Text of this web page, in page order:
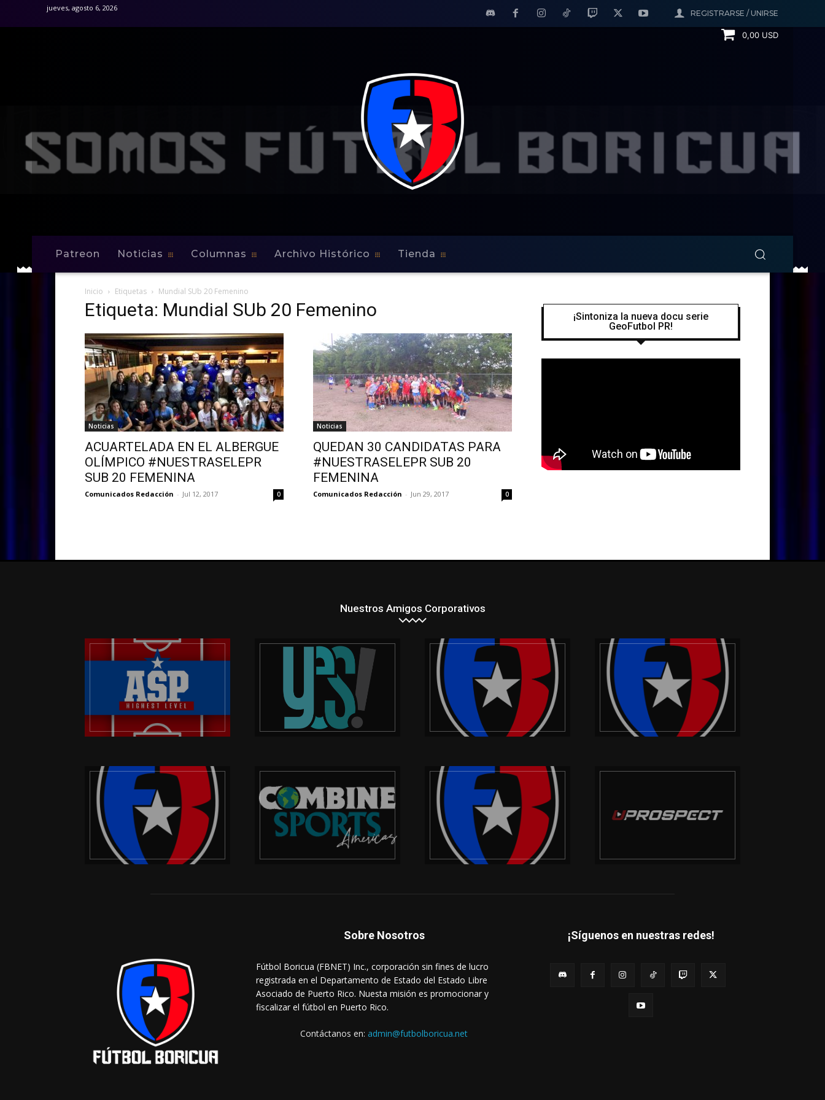
REGISTRARSE / UNIRSE
jueves, agosto 6, 2026
0,00 USD
Patreon Noticias Columnas Archivo Histórico Tienda
Inicio Etiquetas Mundial SUb 20 Femenino
Etiqueta: Mundial SUb 20 Femenino
Noticias
ACUARTELADA EN EL ALBERGUE
OLÍMPICO #NUESTRASELEPR
SUB 20 FEMENINA
Comunicados Redacción - Jul 12, 2017 0
Noticias
QUEDAN 30 CANDIDATAS PARA
#NUESTRASELEPR SUB 20
FEMENINA
Comunicados Redacción - Jun 29, 2017 0
¡Sintoniza la nueva docu serie
GeoFutbol PR!
Nuestros Amigos Corporativos
Sobre Nosotros
Fútbol Boricua (FBNET) Inc., corporación sin fines de lucro
registrada en el Departamento de Estado del Estado Libre
Asociado de Puerto Rico. Nuesta misión es promocionar y
fiscalizar el fútbol en Puerto Rico.
Contáctanos en: admin@futbolboricua.net
¡Síguenos en nuestras redes!